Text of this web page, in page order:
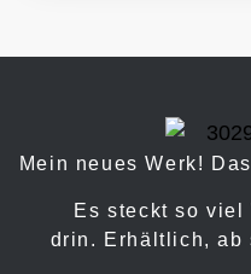
Mein neues Werk!
Es steckt so viel
drin. Erhältlich, ab